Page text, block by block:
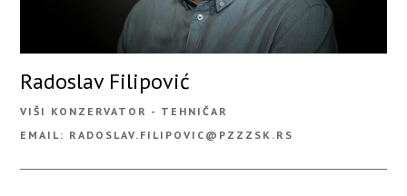
Radoslav Filipović
VIŠI KONZERVATOR - TEHNIČAR
EMAIL: RADOSLAV.FILIPOVIC@PZZZSK.RS